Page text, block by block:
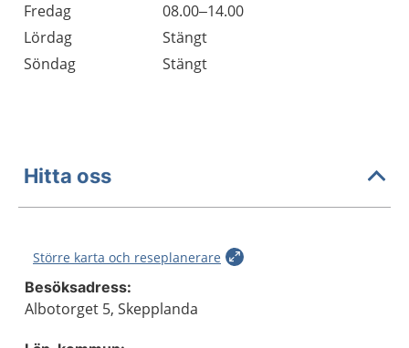
Fredag
08.00–14.00
Lördag
Stängt
Söndag
Stängt
Hitta oss
Större karta och reseplanerare
Besöksadress:
Albotorget 5, Skepplanda